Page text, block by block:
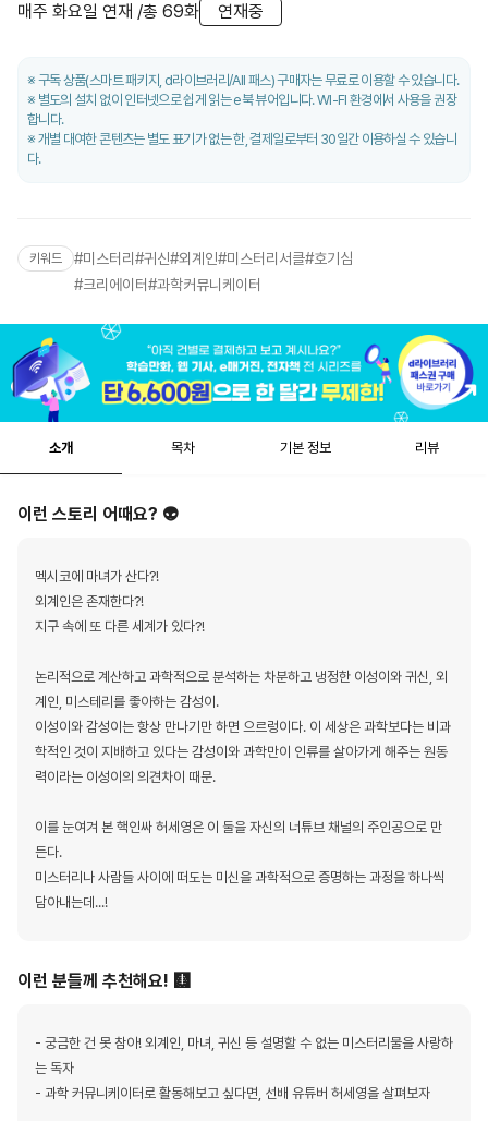
매주 화요일 연재 /총 69화 연재중
구독 상품(스마트 패키지, d라이브러리/All 패스) 구매자는 무료로 이용할 수 있습니다.
별도의 설치 없이 인터넷으로 쉽게 읽는 e북 뷰어입니다. WI-FI 환경에서 사용을 권장
합니다.
개별 대여한 콘텐츠는 별도 표기가 없는 한, 결제일로부터 30일간 이용하실 수 있습니
다.
키워드 #미스터리 #귀신#외계인#미스터리서클#호기심
#크리에이터#과학커뮤니케이터
소개 목차 기본 정보 리뷰
이런 스토리 어때요? 👽
멕시코에 마녀가 산다?!
외계인은 존재한다?!
지구 속에 또 다른 세계가 있다?!
논리적으로 계산하고 과학적으로 분석하는 차분하고 냉정한 이성이와 귀신, 외
계인, 미스테리를 좋아하는 감성이.
이성이와 감성이는 항상 만나기만 하면 으르렁이다. 이 세상은 과학보다는 비과
학적인 것이 지배하고 있다는 감성이와 과학만이 인류를 살아가게 해주는 원동
력이라는 이성이의 의견차이 때문.
이를 눈여겨 본 핵인싸 허세영은 이 둘을 자신의 너튜브 채널의 주인공으로 만
든다.
미스터리나 사람들 사이에 떠도는 미신을 과학적으로 증명하는 과정을 하나씩
담아내는데...!
이런 분들께 추천해요! 🩻
- 궁금한 건 못 참아! 외계인, 마녀, 귀신 등 설명할 수 없는 미스터리물을 사랑하
는 독자
- 과학 커뮤니케이터로 활동해보고 싶다면, 선배 유튜버 허세영을 살펴보자